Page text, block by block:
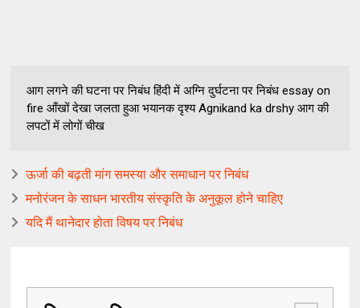
आग लगने की घटना पर निबंध हिंदी में अग्नि दुर्घटना पर निबंध essay on
fire आँखों देखा जलता हुआ भयानक दृश्य Agnikand ka drshy आग की
लपटों में लोगों चीख
ऊर्जा की बढ़ती मांग समस्या और समाधान पर निबंध
मनोरंजन के साधन भारतीय संस्कृति के अनुकूल होने चाहिए
यदि मैं थानेदार होता विषय पर निबंध